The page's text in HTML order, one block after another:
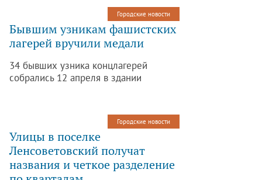
вернутся в Россию: в Нью-Йорке
прошла церемония передачи
семейного архива князей Романовых-
Ильинских музею-заповеднику
Городские новости
Бывшим узникам фашистских
лагерей вручили медали
34 бывших узника концлагерей
собрались 12 апреля в здании
вручение памятных медалей
Городские новости
Улицы в поселке
Ленсоветовский получат
названия и четкое разделение